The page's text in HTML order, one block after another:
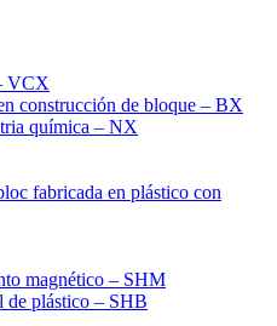
VCX
construcción de bloque – BX
química – NX
fabricada en plástico con
magnético – SHM
de plástico – SHB